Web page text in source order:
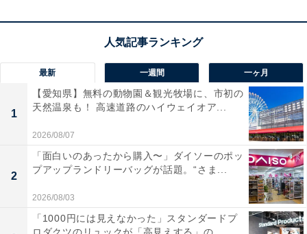
自動車道 伊勢西ICから約40分
料金
大人1名（参考価格）：4万1750円
※料金は公式Webサイト参考価格
※プラン・部屋により価格は変動します
チェックイン・チェックアウト
最新 一週間 一ヶ月
1
【愛知県】無料の動物園＆観光牧場に、市初の
天然温泉も！ 高速道路のハイウェイオア...
2026/08/07
2
「面白いのあったから購入〜」ダイソーのポッ
プアップランドリーバッグが話題。“さま...
2026/08/03
「1000円には見えなかった」スタンダードプ